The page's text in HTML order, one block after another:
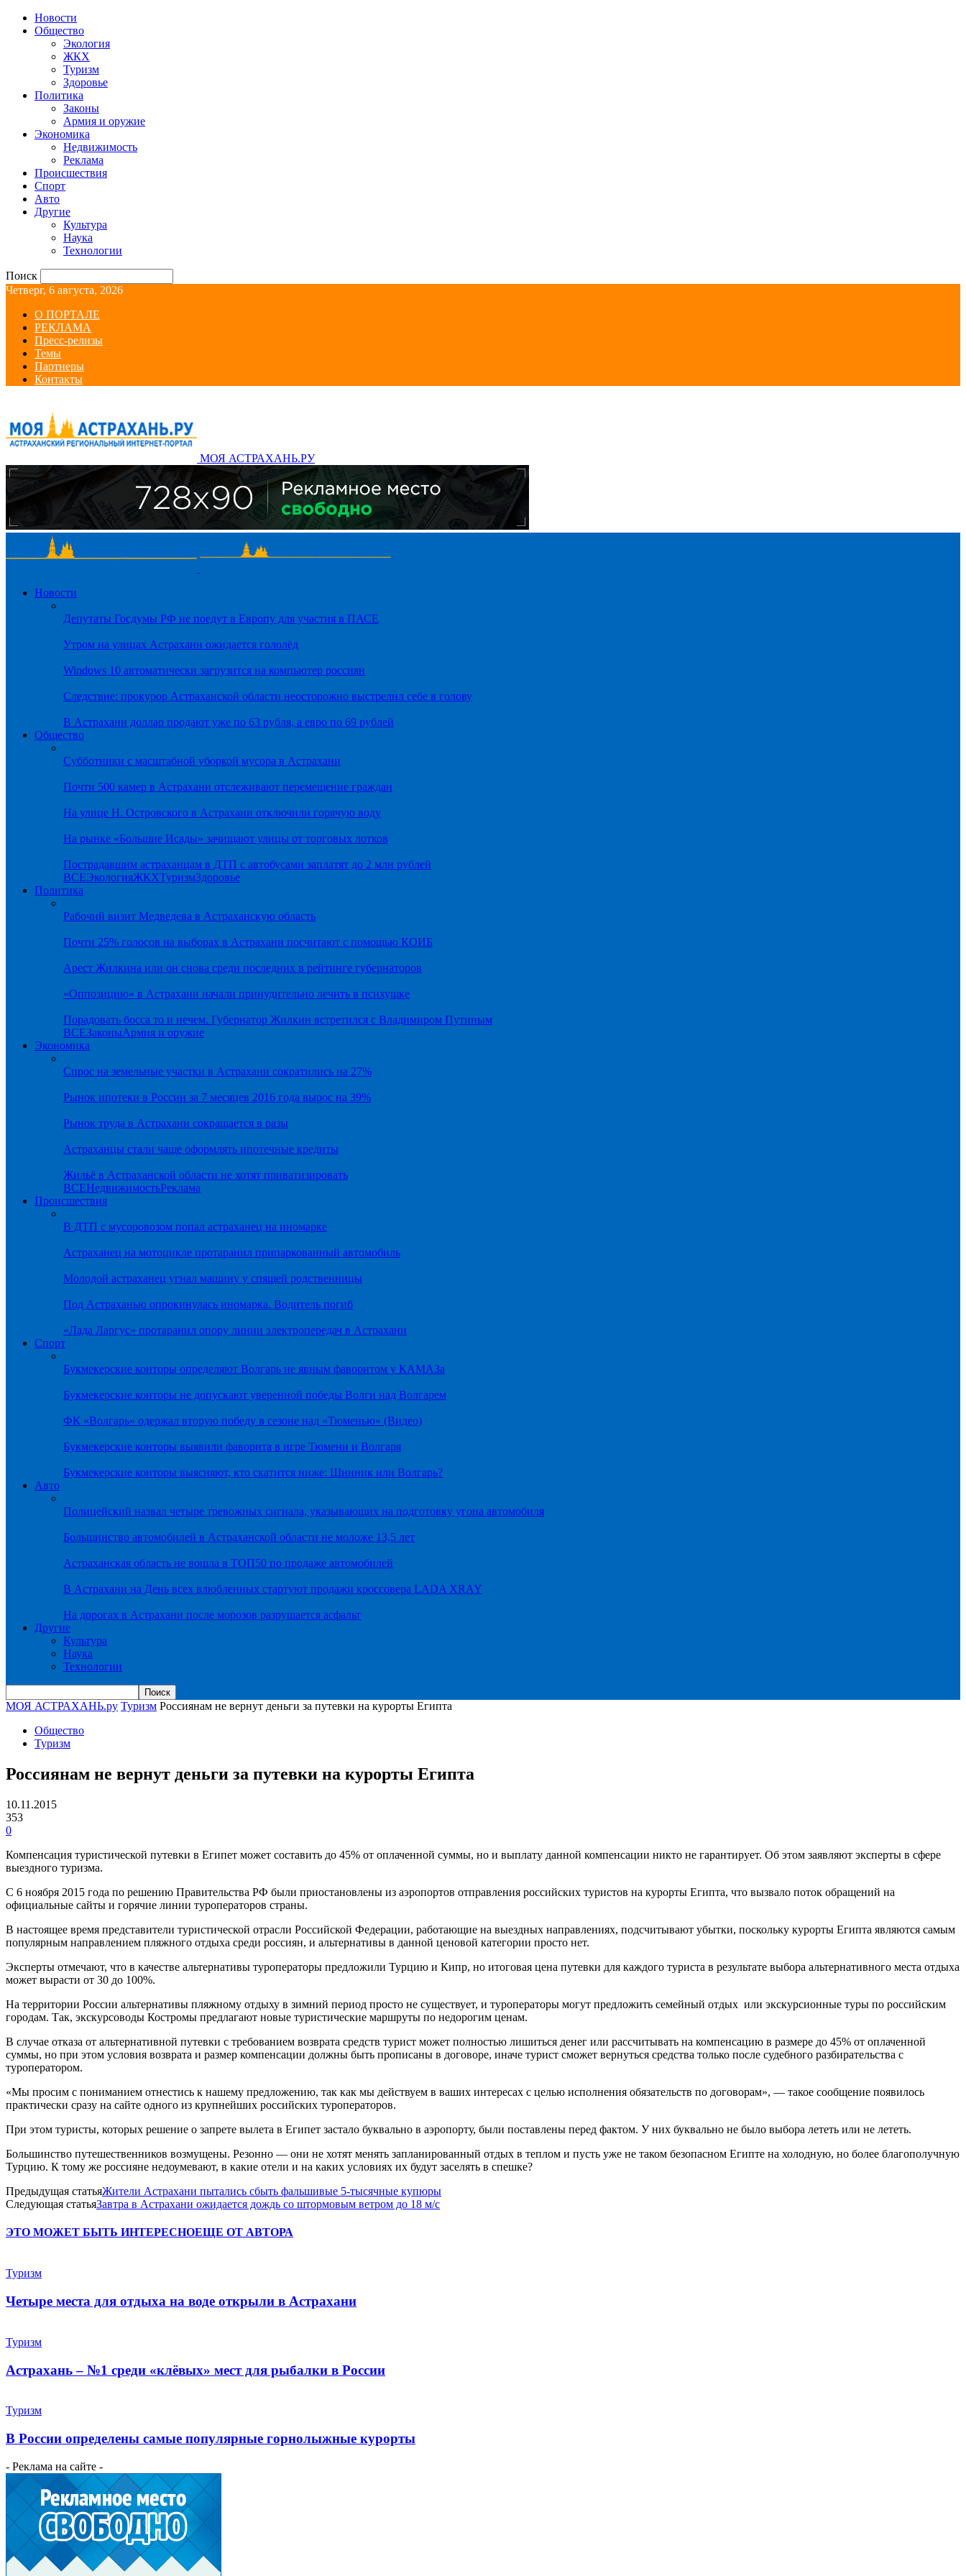
Новости
Общество
Экология
ЖКХ
Туризм
Здоровье
Политика
Законы
Армия и оружие
Экономика
Недвижимость
Реклама
Происшествия
Спорт
Авто
Другие
Культура
Наука
Технологии
Поиск
Четверг, 6 августа, 2026
О ПОРТАЛЕ
РЕКЛАМА
Пресс-релизы
Темы
Партнеры
Контакты
МОЯ АСТРАХАНЬ.РУ
Новости
Депутаты Госдумы РФ не поедут в Европу для участия в ПАСЕ
Утром на улицах Астрахани ожидается гололёд
Windows 10 автоматически загрузится на компьютер россиян
Следствие: прокурор Астраханской области неосторожно выстрелил себе в голову
В Астрахани доллар продают уже по 63 рубля, а евро по 69 рублей
Общество
Субботники с масштабной уборкой мусора в Астрахани
Почти 500 камер в Астрахани отслеживают перемещение граждан
На улице Н. Островского в Астрахани отключили горячую воду
На рынке «Большие Исады» зачищают улицы от торговых лотков
Пострадавшим астраханцам в ДТП с автобусами заплатят до 2 млн рублей
ВСЕЭкологияЖКХТуризмЗдоровье
Политика
Рабочий визит Медведева в Астраханскую область
Почти 25% голосов на выборах в Астрахани посчитают с помощью КОИБ
Арест Жилкина или он снова среди последних в рейтинге губернаторов
«Оппозицию» в Астрахани начали принудительно лечить в психушке
Порадовать босса то и нечем. Губернатор Жилкин встретился с Владимиром Путиным
ВСЕЗаконыАрмия и оружие
Экономика
Спрос на земельные участки в Астрахани сократились на 27%
Рынок ипотеки в России за 7 месяцев 2016 года вырос на 39%
Рынок труда в Астрахани сокращается в разы
Астраханцы стали чаще оформлять ипотечные кредиты
Жильё в Астраханской области не хотят приватизировать
ВСЕНедвижимостьРеклама
Происшествия
В ДТП с мусоровозом попал астраханец на иномарке
Астраханец на мотоцикле протаранил припаркованный автомобиль
Молодой астраханец угнал машину у спящей родственницы
Под Астраханью опрокинулась иномарка. Водитель погиб
«Лада Ларгус» протаранил опору линии электропередач в Астрахани
Спорт
Букмекерские конторы определяют Волгарь не явным фаворитом у КАМАЗа
Букмекерские конторы не допускают уверенной победы Волги над Волгарем
ФК «Волгарь» одержал вторую победу в сезоне над «Тюменью» (Видео)
Букмекерские конторы выявили фаворита в игре Тюмени и Волгаря
Букмекерские конторы выясняют, кто скатится ниже: Шинник или Волгарь?
Авто
Полицейский назвал четыре тревожных сигнала, указывающих на подготовку угона автомобиля
Большинство автомобилей в Астраханской области не моложе 13,5 лет
Астраханская область не вошла в ТОП50 по продаже автомобилей
В Астрахани на День всех влюбленных стартуют продажи кроссовера LADA XRAY
На дорогах в Астрахани после морозов разрушается асфальт
Другие
Культура
Наука
Технологии
МОЯ АСТРАХАНЬ.ру Туризм Россиянам не вернут деньги за путевки на курорты Египта
Общество
Туризм
Россиянам не вернут деньги за путевки на курорты Египта
10.11.2015
353
0
Компенсация туристической путевки в Египет может составить до 45% от оплаченной суммы, но и выплату данной компенсации никто не гарантирует. Об этом заявляют эксперты в сфере
выездного туризма.
С 6 ноября 2015 года по решению Правительства РФ были приостановлены из аэропортов отправления российских туристов на курорты Египта, что вызвало поток обращений на
официальные сайты и горячие линии туроператоров страны.
В настоящее время представители туристической отрасли Российской Федерации, работающие на выездных направлениях, подсчитывают убытки, поскольку курорты Египта являются самым
популярным направлением пляжного отдыха среди россиян, и альтернативы в данной ценовой категории просто нет.
Эксперты отмечают, что в качестве альтернативы туроператоры предложили Турцию и Кипр, но итоговая цена путевки для каждого туриста в результате выбора альтернативного места отдыха
может вырасти от 30 до 100%.
На территории России альтернативы пляжному отдыху в зимний период просто не существует, и туроператоры могут предложить семейный отдых или экскурсионные туры по российским
городам. Так, экскурсоводы Костромы предлагают новые туристические маршруты по недорогим ценам.
В случае отказа от альтернативной путевки с требованием возврата средств турист может полностью лишиться денег или рассчитывать на компенсацию в размере до 45% от оплаченной
суммы, но при этом условия возврата и размер компенсации должны быть прописаны в договоре, иначе турист сможет вернуться средства только после судебного разбирательства с
туроператором.
«Мы просим с пониманием отнестись к нашему предложению, так как мы действуем в ваших интересах с целью исполнения обязательств по договорам», — такое сообщение появилось
практически сразу на сайте одного из крупнейших российских туроператоров.
При этом туристы, которых решение о запрете вылета в Египет застало буквально в аэропорту, были поставлены перед фактом. У них буквально не было выбора лететь или не лететь.
Большинство путешественников возмущены. Резонно — они не хотят менять запланированный отдых в теплом и пусть уже не таком безопасном Египте на холодную, но более благополучную
Турцию. К тому же россияне недоумевают, в какие отели и на каких условиях их будут заселять в спешке?
Предыдущая статьяЖители Астрахани пытались сбыть фальшивые 5-тысячные купюры
Следующая статьяЗавтра в Астрахани ожидается дождь со штормовым ветром до 18 м/с
ЭТО МОЖЕТ БЫТЬ ИНТЕРЕСНОЕЩЕ ОТ АВТОРА
Туризм
Четыре места для отдыха на воде открыли в Астрахани
Туризм
Астрахань – №1 среди «клёвых» мест для рыбалки в России
Туризм
В России определены самые популярные горнолыжные курорты
- Реклама на сайте -